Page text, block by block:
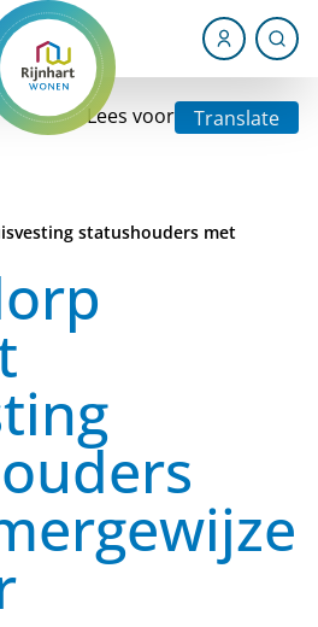
Lees voor Translate
statushouders met